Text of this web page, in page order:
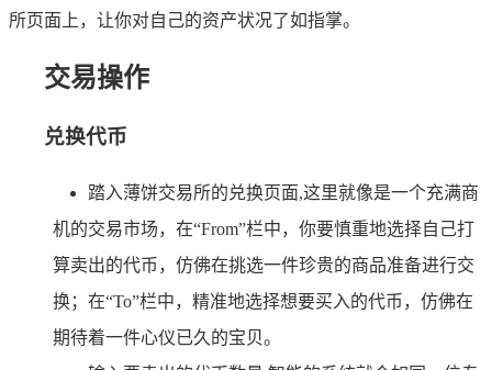
所页面上，让你对自己的资产状况了如指掌。
交易操作
兑换代币
踏入薄饼交易所的兑换页面,这里就像是一个充满商
机的交易市场，在“From”栏中，你要慎重地选择自己打
算卖出的代币，仿佛在挑选一件珍贵的商品准备进行交
换；在“To”栏中，精准地选择想要买入的代币，仿佛在
期待着一件心仪已久的宝贝。